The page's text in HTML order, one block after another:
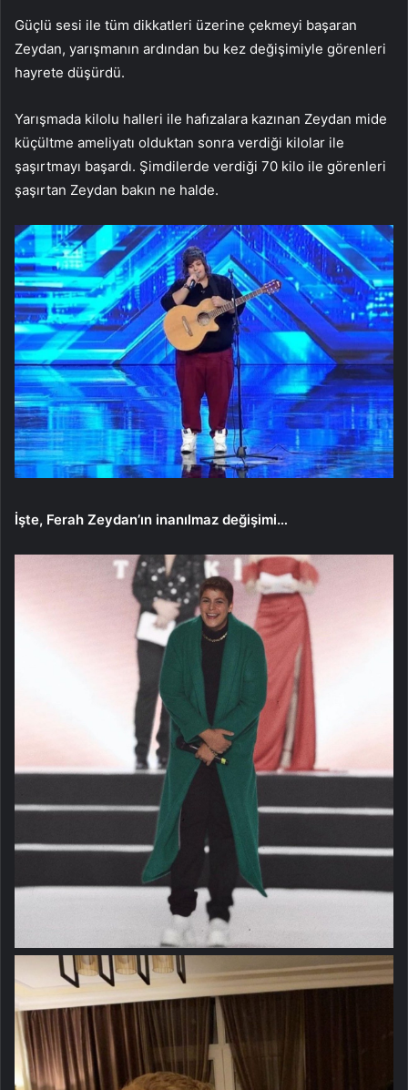
Güçlü sesi ile tüm dikkatleri üzerine çekmeyi başaran
Zeydan, yarışmanın ardından bu kez değişimiyle görenleri
hayrete düşürdü.
Yarışmada kilolu halleri ile hafızalara kazınan Zeydan mide
küçültme ameliyatı olduktan sonra verdiği kilolar ile
şaşırtmayı başardı. Şimdilerde verdiği 70 kilo ile görenleri
şaşırtan Zeydan bakın ne halde.
İşte, Ferah Zeydan’ın inanılmaz değişimi…